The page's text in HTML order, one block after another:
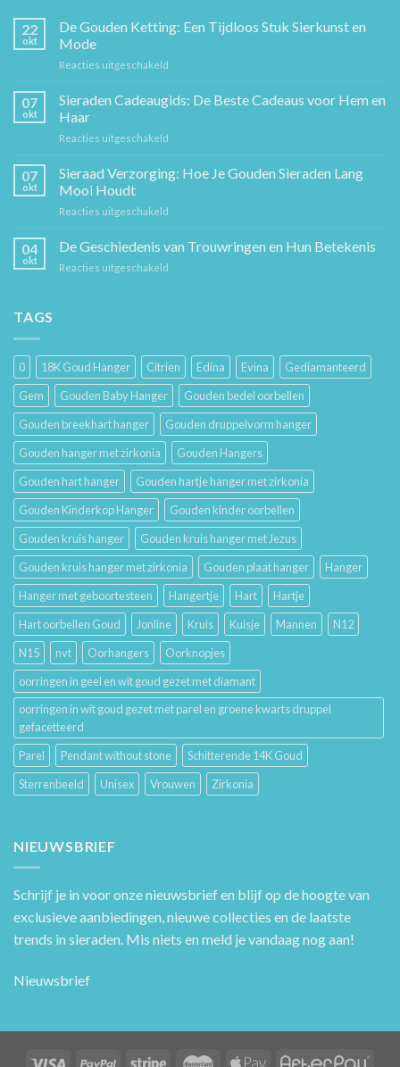
22
okt
De Gouden Ketting: Een Tijdloos Stuk Sierkunst en
Mode
Reacties uitgeschakeld
Gouden
Ketting:
Sierkunst
en
07
okt
Sieraden Cadeaugids: De Beste Cadeaus voor Hem en
Haar
Reacties uitgeschakeld
Cadeaugids:
De
Hem
07
okt
Sieraad Verzorging: Hoe Je Gouden Sieraden Lang
Mooi Houdt
Reacties uitgeschakeld
Verzorging:
Hoe
04
okt
De Geschiedenis van Trouwringen en Hun Betekenis
Reacties uitgeschakeld
Hun
Betekenis
TAGS
0 18K Goud Hanger Citrien Edina Evina
Gediamanteerd
Gem
Gouden Baby Hanger
Gouden bedel oorbellen
Gouden breekhart hanger
Gouden druppelvorm hanger
Gouden hanger met zirkonia
Gouden Hangers
Gouden hart hanger
Gouden hartje hanger met zirkonia
Gouden Kinderkop Hanger
Gouden kinder oorbellen
Gouden kruis hanger
Gouden kruis hanger met Jezus
Gouden kruis hanger met zirkonia
Gouden plaat hanger
Hanger
Hanger met geboortesteen
Hangertje Hart
Hartje
Hart oorbellen Goud
Jonline Kruis Kuisje Mannen
N12
N15
nvt Oorhangers
Oorknopjes
oorringen in geel en wit goud gezet met diamant
oorringen in wit goud gezet met parel en groene kwarts druppel
gefacetteerd
Parel
Pendant without stone
Schitterende 14K Goud
Sterrenbeeld
Unisex Vrouwen Zirkonia
NIEUWSBRIEF
Schrijf je in voor onze nieuwsbrief en blijf op de hoogte van
exclusieve aanbiedingen, nieuwe collecties en de laatste
trends in sieraden. Mis niets en meld je vandaag nog aan!
Nieuwsbrief